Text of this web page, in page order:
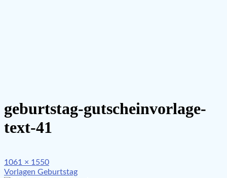
geburtstag-gutscheinvorlage-
text-41
Full
size
1061 × 1550
Beitragsnavigation
Vorlagen Geburtstag